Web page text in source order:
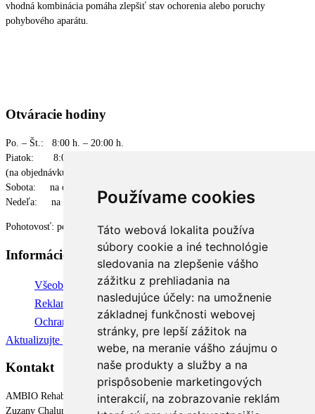
Používame cookies
Táto webová lokalita používa
súbory cookie a iné technológie
sledovania na zlepšenie vášho
zážitku z prehliadania na
nasledujúce účely: na umožnenie
základnej funkčnosti webovej
stránky, pre lepší zážitok na
webe, na meranie vášho záujmu o
naše produkty a služby a na
prispôsobenie marketingových
interakcií, na zobrazovanie reklám
vhodná kombinácia pomáha zlepšiť stav ochorenia alebo poruchy
pohybového aparátu.
Otváracie hodiny
Po. – Št.: 8:00 h. – 20:00 h.
Piatok: 8:00 h. – 16:30 h.
(na objednávku)
Sobota: na objednávku
Nedeľa: na objednávku
Pohotovosť: po pracovnej dobe, cez víkendy a sviatky
Informácie
Všeobecné obchodné podmienky
Reklamačné podmienky
Ochrana osobných údajov
Aktualizujte predvoľby súborov cookie
Kontakt
AMBIO Rehabilitačné centrum
Zuzany Chalupovej 17A